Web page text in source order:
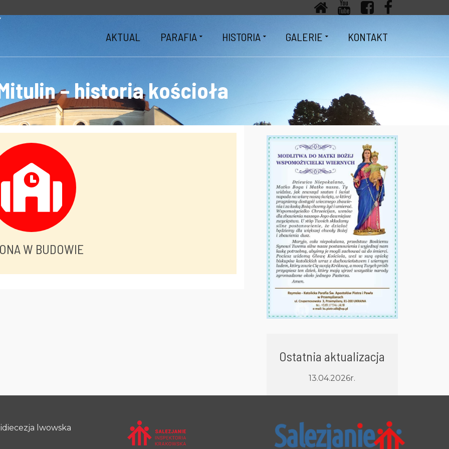
AKTUAL PARAFIA HISTORIA GALERIE KONTAKT
– historia kościoła
W BUDOWIE
Ostatnia aktualizacja
13.04.2026r.